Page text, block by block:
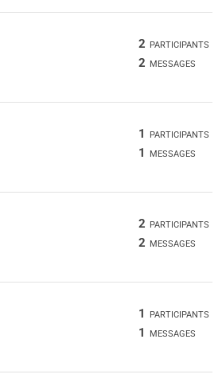
2 PARTICIPANTS
2 MESSAGES
1 PARTICIPANTS
1 MESSAGES
2 PARTICIPANTS
2 MESSAGES
1 PARTICIPANTS
1 MESSAGES